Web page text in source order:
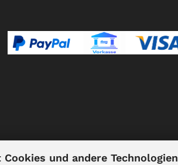
und andere Technologien